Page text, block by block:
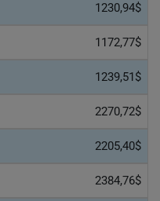
1230,94$
1172,77$
1239,51$
2270,72$
2205,40$
2384,76$